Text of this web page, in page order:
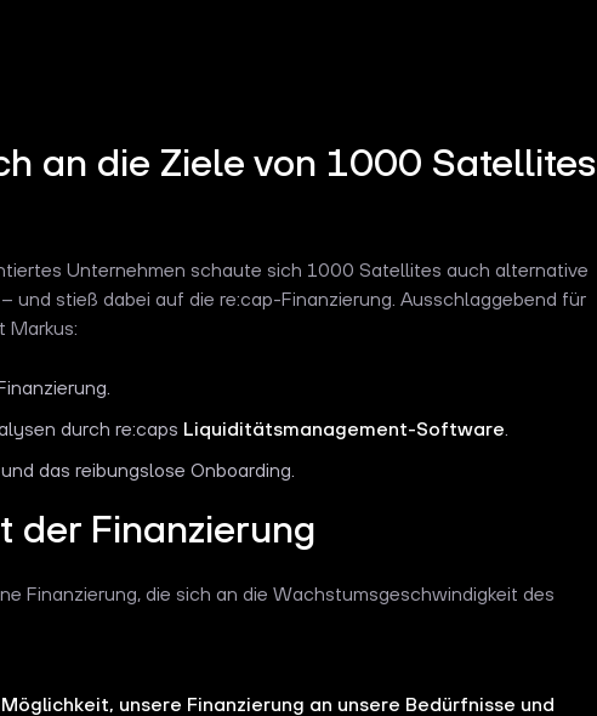
an die Ziele von 1000 Satellites
Unternehmen schaute sich 1000 Satellites auch alternative
und stieß dabei auf die re:cap-Finanzierung. Ausschlaggebend für
Markus:
durch re:caps Liquiditätsmanagement-Software
das reibungslose Onboarding.
der Finanzierung
Finanzierung, die sich an die Wachstumsgeschwindigkeit des
unsere Finanzierung an unsere Bedürfnisse und